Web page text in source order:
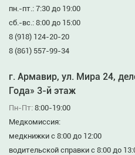
пн.-пт.: 7:30 до 19:00
сб.-вс.: 8:00 до 15:00
8 (918) 124-20-20
8 (861) 557-99-34
г. Армавир, ул. Мира 24,
Года» 3-й этаж
Пн-Пт: 8:00-19:00
Медкомиссия:
медкнижки с 8:00 до 12:00
водительской справки с 8:00 до